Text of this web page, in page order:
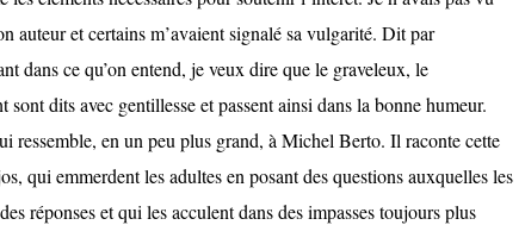
auteur et certains m’avaient signalé sa vulgarité. Dit par
dans ce qu’on entend, je veux dire que le graveleux, le
sont dits avec gentillesse et passent ainsi dans la bonne humeur.
ressemble, en un peu plus grand, à Michel Berto. Il raconte cette
qui emmerdent les adultes en posant des questions auxquelles les
réponses et qui les acculent dans des impasses toujours plus